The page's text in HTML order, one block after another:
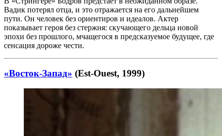
Вадик потерял отца, и это отражается на его дальнейшем
пути. Он человек без ориентиров и идеалов. Актер
показывает героя без стержня: скучающего дельца новой
эпохи без прошлого, мчащегося в предсказуемое будущее, где
сенсация дороже чести.
«Восток-Запад» (Est-Ouest, 1999)